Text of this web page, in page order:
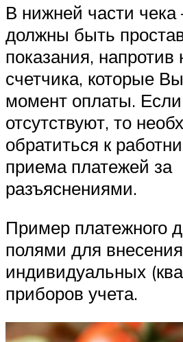
В нижней части
должны быть
показания, напротив
счетчика, которые
момент оплаты.
отсутствуют, то
обратиться к
приема платежей за
разъяснениями.
Пример платежного
полями для
индивидуальных
приборов учета.